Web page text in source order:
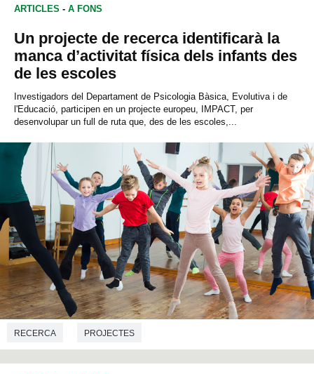
ARTICLES - A FONS
Un projecte de recerca identificarà la
manca d’activitat física dels infants des
de les escoles
Investigadors del Departament de Psicologia Bàsica, Evolutiva i de
l'Educació, participen en un projecte europeu, IMPACT, per
desenvolupar un full de ruta que, des de les escoles,...
RECERCA PROJECTES